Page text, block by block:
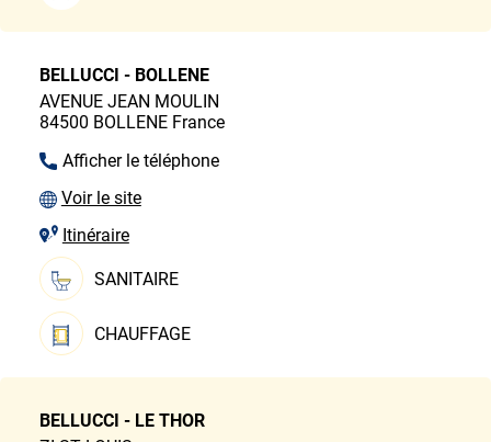
BELLUCCI - BOLLENE
AVENUE JEAN MOULIN
84500 BOLLENE France
Afficher le téléphone
Voir le site
Itinéraire
SANITAIRE
CHAUFFAGE
BELLUCCI - LE THOR